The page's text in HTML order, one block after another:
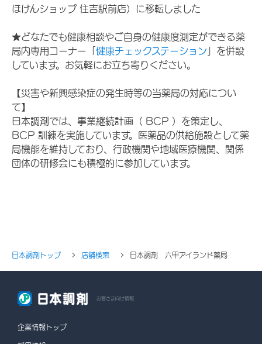
ほけんショップ 住吉駅前店）に移転しました
★どなたでも健康相談やご自身の健康度測定ができる薬
局内専用コーナー「 健康チェックステーション 」を併設
しています。お気軽にお立ち寄りください。
【災害や新興感染症の発生時等の当薬局の対応につい
て】
日本調剤では、事業継続計画（ BCP ）を策定し、
BCP 訓練を実施しています。医薬品の供給施設として薬
局機能を維持しており、行政機関や地域医療機関、関係
団体の研修会にも積極的に参加しています。
日本調剤トップ 店舗検索 日本調剤 六甲アイランド薬局
お客さま向け情報
企業情報トップ